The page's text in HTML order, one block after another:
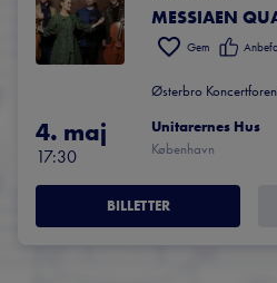
MESSIAEN
Gem
Østerbro
4. maj
17:30
Unitarernes Hus
København
BILLETTER